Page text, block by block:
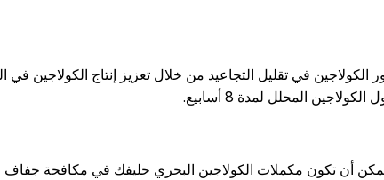
في تقليل التجاعيد من خلال تعزيز إنتاج الكولاجين في
أن تكون مكملات الكولاجين البحري حليفك في مكافحة جفاف